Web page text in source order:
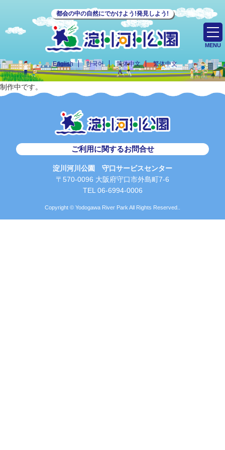
都会の中の自然にでかけよう!発見しよう!
English 한국어 简体中文 繁体中文
MENU
制作中です。
ご利用に関するお問合せ
淀川河川公園 守口サービスセンター
〒570-0096 大阪府守口市外島町7-6
TEL 06-6994-0006
Copyright © Yodogawa River Park All Rights Reserved..